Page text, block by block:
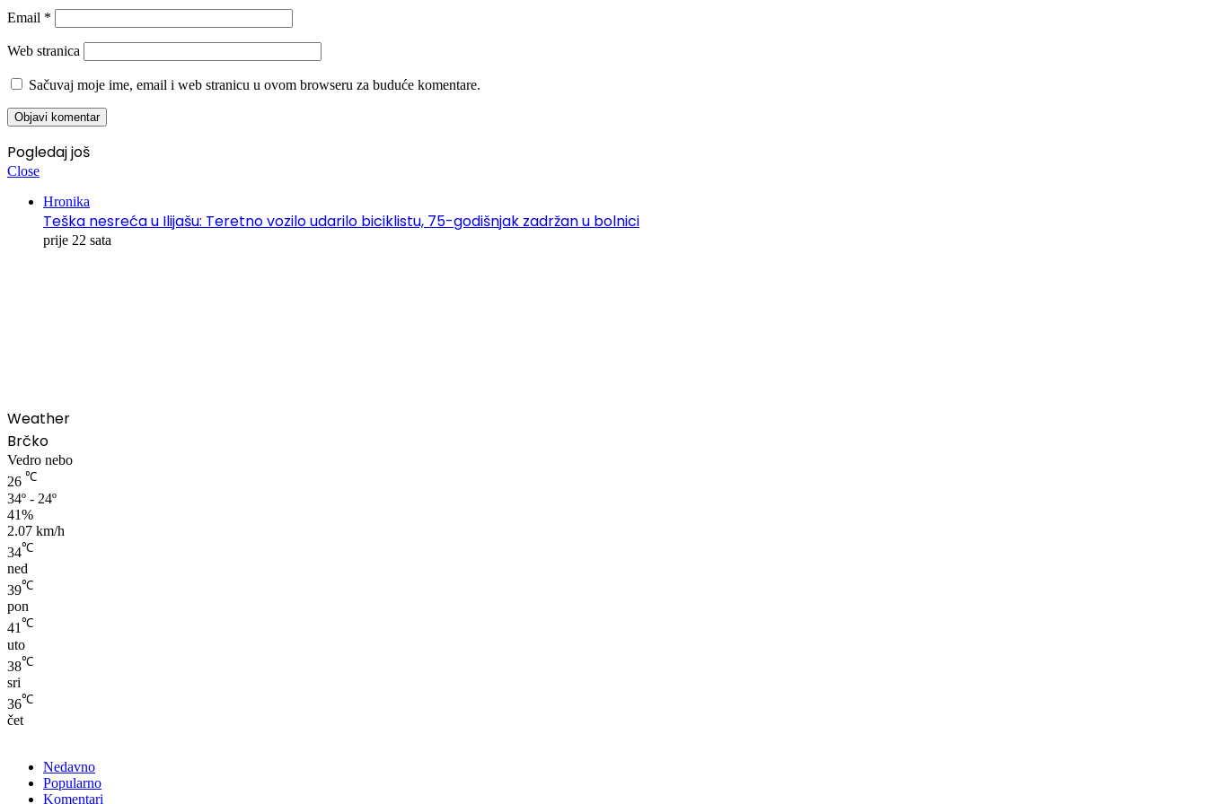
Email *
Web stranica
Sačuvaj moje ime, email i web stranicu u ovom browseru za buduće komentare.
Pogledaj još
Close
Hronika
Teška nesreća u Ilijašu: Teretno vozilo udarilo biciklistu, 75-godišnjak zadržan u bolnici
prije 22 sata
Weather
Brčko
Vedro nebo
26 ℃
34º - 24º
41%
2.07 km/h
34℃
ned
39℃
pon
41℃
uto
38℃
sri
36℃
čet
Nedavno
Popularno
Komentari